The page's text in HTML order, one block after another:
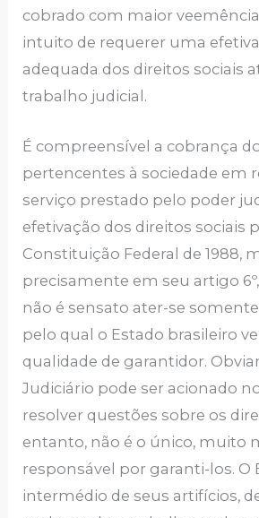
cobrado com maior
intuito de requerer uma
adequada dos direitos sociais
trabalho judicial.
É compreensível a cobrança
pertencentes à sociedade em
serviço prestado pelo poder
efetivação dos direitos sociais
Constituição Federal de 1988,
precisamente em seu artigo
não é sensato ater-se
pelo qual o Estado brasileiro
qualidade de garantidor.
Judiciário pode ser acionado
resolver questões sobre os
entanto, não é o único, muito
responsável por garanti-los. O
intermédio de seus artifícios,